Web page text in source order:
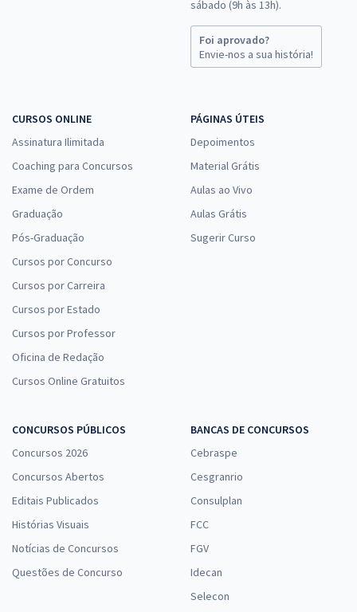
sábado (9h às 13h).
Foi aprovado?
Envie-nos a sua história!
CURSOS ONLINE
Assinatura Ilimitada
Coaching para Concursos
Exame de Ordem
Graduação
Pós-Graduação
Cursos por Concurso
Cursos por Carreira
Cursos por Estado
Cursos por Professor
Oficina de Redação
Cursos Online Gratuitos
PÁGINAS ÚTEIS
Depoimentos
Material Grátis
Aulas ao Vivo
Aulas Grátis
Sugerir Curso
CONCURSOS PÚBLICOS
Concursos 2026
Concursos Abertos
Editais Publicados
Histórias Visuais
Notícias de Concursos
Questões de Concurso
BANCAS DE CONCURSOS
Cebraspe
Cesgranrio
Consulplan
FCC
FGV
Idecan
Selecon